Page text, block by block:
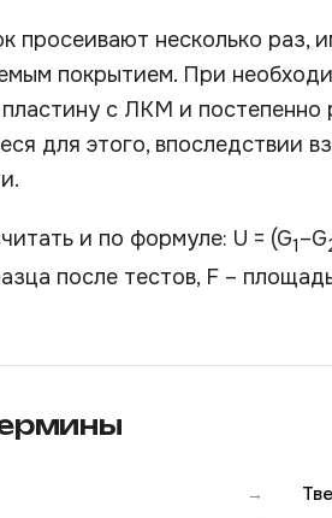
просеивают несколько раз,
покрытием. При
с ЛКМ и
для этого, впоследствии
и по формуле: U = (G1–G
после тестов, F –
→